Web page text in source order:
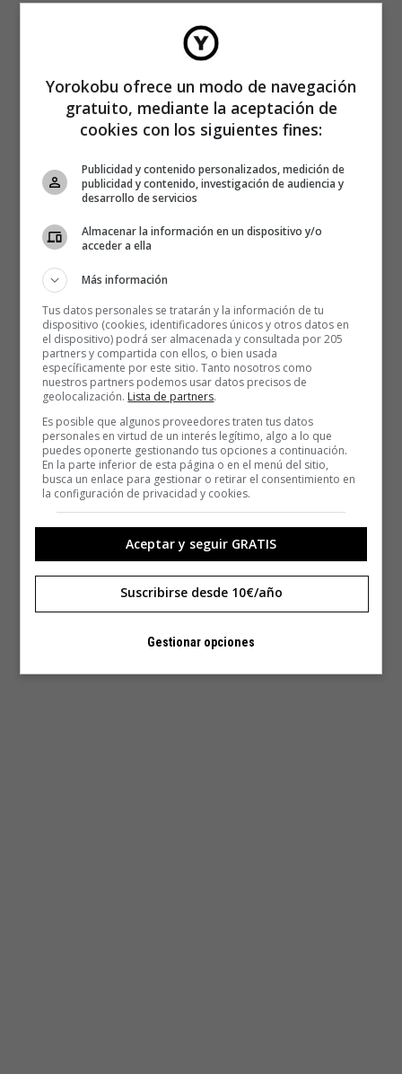
Yorokobu ofrece un modo de navegación
gratuito, mediante la aceptación de
cookies con los siguientes fines:
Publicidad y contenido personalizados, medición de
publicidad y contenido, investigación de audiencia y
desarrollo de servicios
Almacenar la información en un dispositivo y/o
acceder a ella
Más información
Tus datos personales se tratarán y la información de tu
dispositivo (cookies, identificadores únicos y otros datos en
el dispositivo) podrá ser almacenada y consultada por 205
partners y compartida con ellos, o bien usada
específicamente por este sitio. Tanto nosotros como
nuestros partners podemos usar datos precisos de
geolocalización. Lista de partners.
Es posible que algunos proveedores traten tus datos
personales en virtud de un interés legítimo, algo a lo que
puedes oponerte gestionando tus opciones a continuación.
En la parte inferior de esta página o en el menú del sitio,
busca un enlace para gestionar o retirar el consentimiento en
la configuración de privacidad y cookies.
Aceptar y seguir GRATIS
Suscribirse desde 10€/año
Gestionar opciones